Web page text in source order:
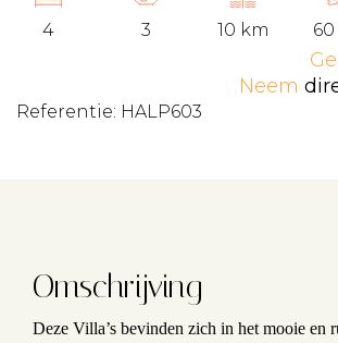
4 3 10 km
Neem
Referentie: HALP603
Omschrijving
Deze Villa’s bevinden zich in het mooie en